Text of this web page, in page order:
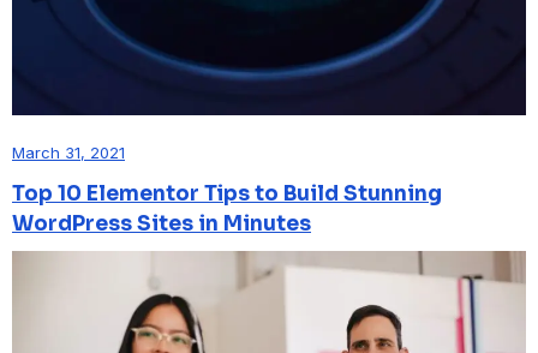
March 31, 2021
Top 10 Elementor Tips to Build Stunning
WordPress Sites in Minutes